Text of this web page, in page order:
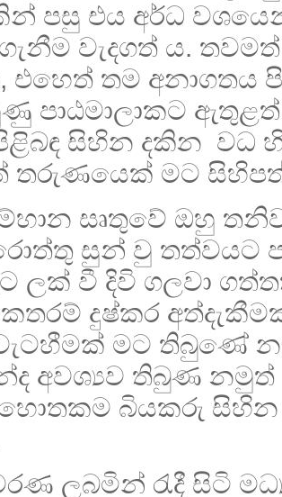
පසු එය අර්ධ
වැදගත් ය.
එහෙත් තම අනාගතය
පාඨමාලාකට
සිහින දකින වධ
තරුණයෙක් මට
සෘතුවේ ඔහු
සුන් වු තත්වයට
ලක් වී දිවි ගලවා
දුෂ්කර
වැටහීමක් මට තිබුණේ
අවශ්‍යව තිබුණ
බියකරු සිහින
ලබමින් රැදී සිටි